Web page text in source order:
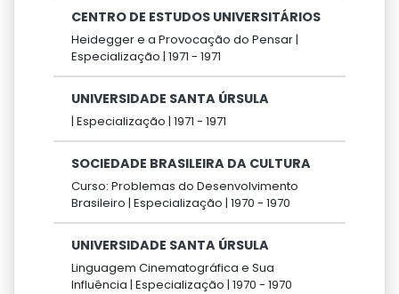
CENTRO DE ESTUDOS UNIVERSITÁRIOS
Heidegger e a Provocação do Pensar |
Especialização | 1971 - 1971
UNIVERSIDADE SANTA ÚRSULA
| Especialização | 1971 - 1971
SOCIEDADE BRASILEIRA DA CULTURA
Curso: Problemas do Desenvolvimento
Brasileiro | Especialização | 1970 - 1970
UNIVERSIDADE SANTA ÚRSULA
Linguagem Cinematográfica e Sua
Influência | Especialização | 1970 - 1970